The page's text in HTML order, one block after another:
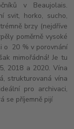
v Beaujolais.
svit, horko, sucho,
brzy (nejdříve
poměrně vysoké
o 20 % v porovnání
mimořádná! Je tu
2018 a 2020. Vína
strukturovaná vína
pro archivaci,
se příjemně pijí